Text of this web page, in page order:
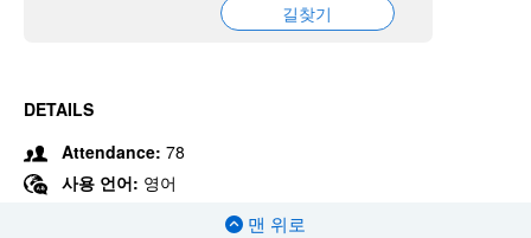
길찾기
DETAILS
Attendance: 78
사용 언어: 영어
맨 위로